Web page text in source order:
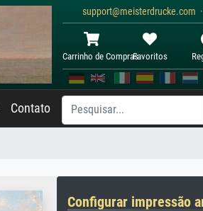
support@meisterdrucke.com
Carrinho de ComprasFavoritos
Contato
Configurar impressão